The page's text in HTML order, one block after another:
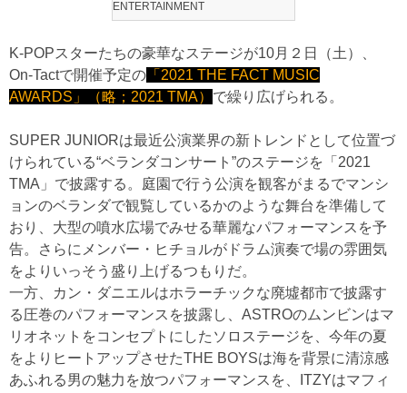
ENTERTAINMENT
K-POPスターたちの豪華なステージが10月２日（土）、
On-Tactで開催予定の 「2021 THE FACT MUSIC
AWARDS」（略；2021 TMA） で繰り広げられる。
SUPER JUNIORは最近公演業界の新トレンドとして位置づ
けられている“ベランダコンサート”のステージを「2021
TMA」で披露する。庭園で行う公演を観客がまるでマンシ
ョンのベランダで観覧しているかのような舞台を準備して
おり、大型の噴水広場でみせる華麗なパフォーマンスを予
告。さらにメンバー・ヒチョルがドラム演奏で場の雰囲気
をよりいっそう盛り上げるつもりだ。
一方、カン・ダニエルはホラーチックな廃墟都市で披露す
る圧巻のパフォーマンスを披露し、ASTROのムンビンはマ
リオネットをコンセプトにしたソロステージを、今年の夏
をよりヒートアップさせたTHE BOYSは海を背景に清涼感
あふれる男の魅力を放つパフォーマンスを、ITZYはマフィ